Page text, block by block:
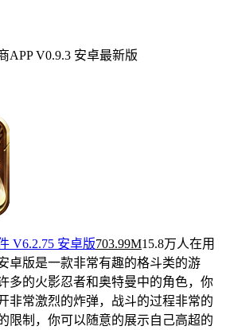
APP V0.9.3 安卓最新版
V6.2.75 安卓版703.99M15.8万人在用
卓版是一款非常有趣的格斗类的游
多的火影忍者和奥特曼中的角色，你
非常激烈的炸弹，战斗的过程非常的
限制，你可以随意的展示自己高超的